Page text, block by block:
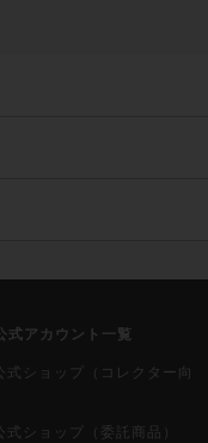
式アカウント一覧
式ショップ（コレクター向
ショップ（委託商品）